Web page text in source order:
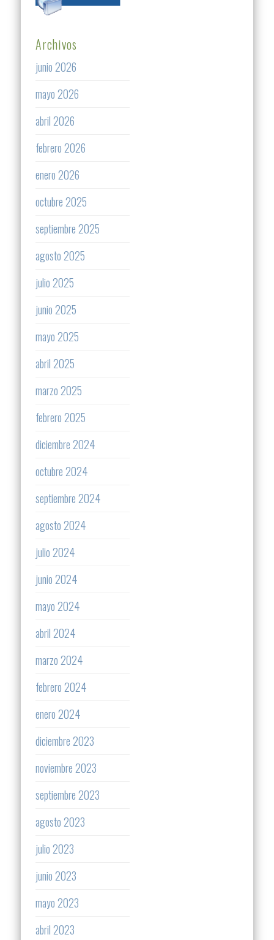
Archivos
junio 2026
mayo 2026
abril 2026
febrero 2026
enero 2026
octubre 2025
septiembre 2025
agosto 2025
julio 2025
junio 2025
mayo 2025
abril 2025
marzo 2025
febrero 2025
diciembre 2024
octubre 2024
septiembre 2024
agosto 2024
julio 2024
junio 2024
mayo 2024
abril 2024
marzo 2024
febrero 2024
enero 2024
diciembre 2023
noviembre 2023
septiembre 2023
agosto 2023
julio 2023
junio 2023
mayo 2023
abril 2023